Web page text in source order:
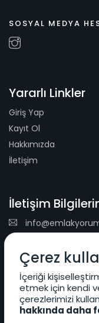
SOSYAL MEDYA
Yararlı Linkler
Giriş Yap
Kayıt Ol
Hakkımızda
İletişim
İletişim
E-Mail Bülteni
Çerez
İçeriği
etmek için kendi
çerezlerimizi
hakkında daha